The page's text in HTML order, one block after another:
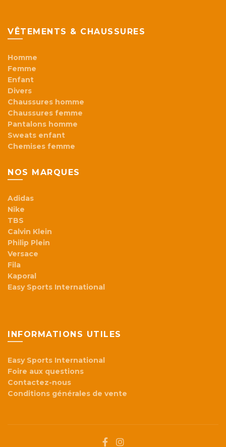
VÊTEMENTS & CHAUSSURES
Homme
Femme
Enfant
Divers
Chaussures homme
Chaussures femme
Pantalons homme
Sweats enfant
Chemises femme
NOS MARQUES
Adidas
Nike
TBS
Calvin Klein
Philip Plein
Versace
Fila
Kaporal
Easy Sports International
INFORMATIONS UTILES
Easy Sports International
Foire aux questions
Contactez-nous
Conditions générales de vente